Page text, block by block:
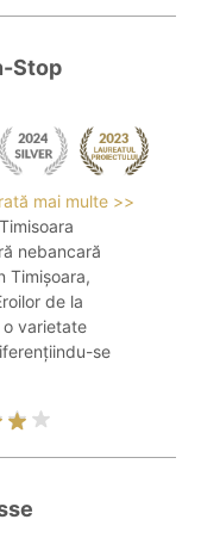
Stop
mai multe >>
nebancară
Timișoara,
de la
o varietate
se